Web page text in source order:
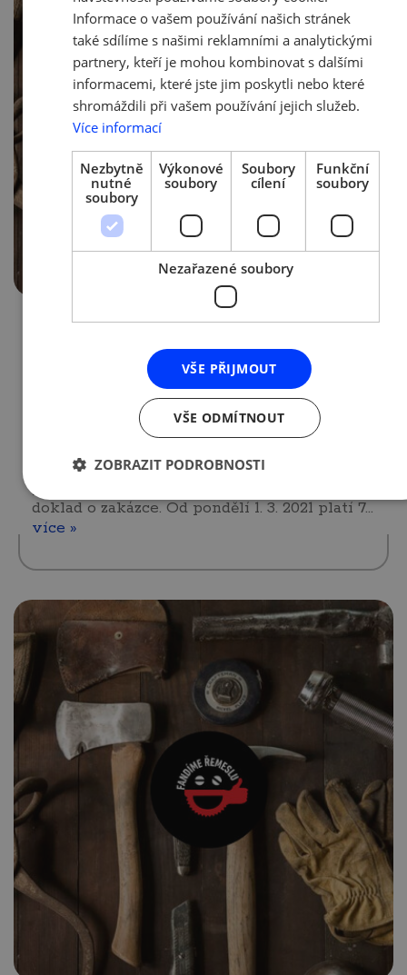
1. 3. 2021 | Tým AMSP ČR
Nová opatření vlády od 1. 3. 2021
k výraznému omezení pohybu
osob. Vláda vyhlásila nový
nouzový stav.
V případě cest do zaměstnání bude třeba
potvrzení od zaměstnavatele, u OSVČ
doklad o zakázce. Od pondělí 1. 3. 2021 platí 7…
více »
Informace o vašem používání našich stránek
také sdílíme s našimi reklamními a analytickými
partnery, kteří je mohou kombinovat s dalšími
informacemi, které jste jim poskytli nebo které
shromáždili při vašem používání jejich služeb.
Více informací
Nezbytně
nutné
soubory
Výkonové
soubory
Soubory
cílení
Funkční
soubory
Nezařazené soubory
VŠE PŘIJMOUT
VŠE ODMÍTNOUT
ZOBRAZIT PODROBNOSTI